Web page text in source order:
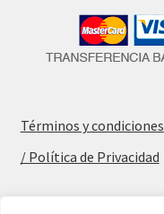
Términos y condiciones
/ Política de Privacidad